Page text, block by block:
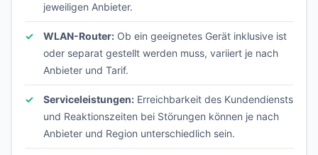
jeweiligen Anbieter.
WLAN-Router: Ob ein geeignetes Gerät inklusive ist
oder separat gestellt werden muss, variiert je nach
Anbieter und Tarif.
Serviceleistungen: Erreichbarkeit des Kundendiensts
und Reaktionszeiten bei Störungen können je nach
Anbieter und Region unterschiedlich sein.